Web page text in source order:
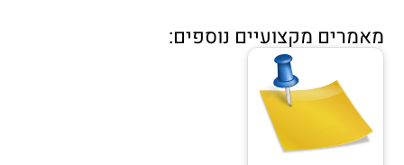
מאמרים מקצועיים נוספים: